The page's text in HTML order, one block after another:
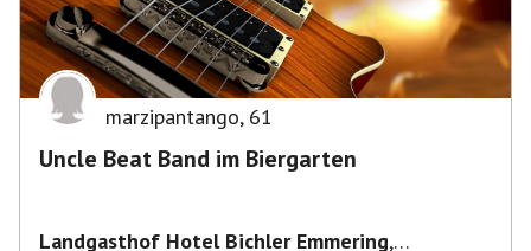
marzipantango, 61
Uncle Beat Band im Biergarten
Landgasthof Hotel Bichler Emmering,